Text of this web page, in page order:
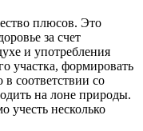
плюсов. Это
за счет
и употребления
участка, формировать
соответствии со
на лоне природы.
учесть несколько